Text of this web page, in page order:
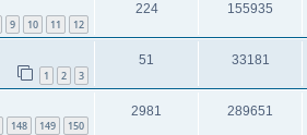
9 10 11 12
224 155935
1 2 3
51 33181
148 149 150
2981 289651